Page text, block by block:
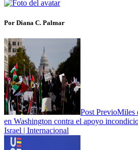
Por Diana C. Palmar
Post PrevioMiles
en Washington contra el apoyo
Israel | Internacional